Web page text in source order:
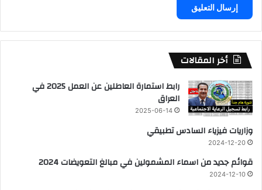
أخر المقالات
رابط استمارة العاطلين عن العمل 2025 في
العراق
2025-06-14
وزاريات فيزياء السادس تطبيقي
2024-12-20
قوائم جديد من اسماء المشمولين في مبالغ التعويضات 2024
2024-12-10